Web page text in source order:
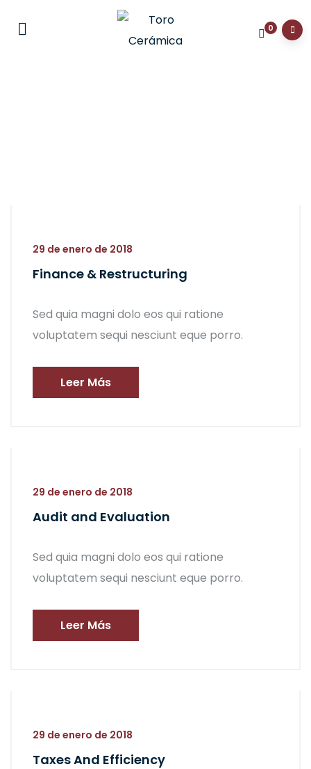
0
29 de enero de 2018
Finance & Restructuring
Sed quia magni dolo eos qui ratione
voluptatem sequi nesciunt eque porro.
Leer Más
29 de enero de 2018
Audit and Evaluation
Sed quia magni dolo eos qui ratione
voluptatem sequi nesciunt eque porro.
Leer Más
29 de enero de 2018
Taxes And Efficiency